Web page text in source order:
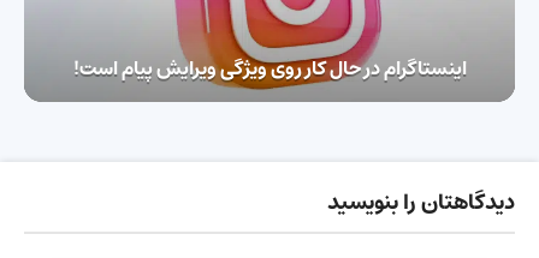
اینستاگرام در حال کار روی ویژگی ویرایش پیام است!
دیدگاهتان را بنویسید